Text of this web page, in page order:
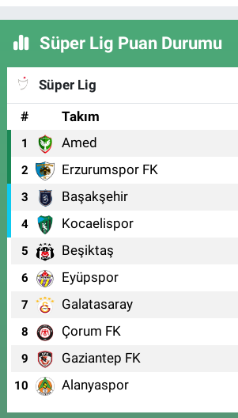
Süper Lig Puan Durumu
Süper Lig
#
Takım
1 Amed
2 Erzurumspor FK
3 Başakşehir
4 Kocaelispor
5 Beşiktaş
6 Eyüpspor
7 Galatasaray
8 Çorum FK
9 Gaziantep FK
10 Alanyaspor